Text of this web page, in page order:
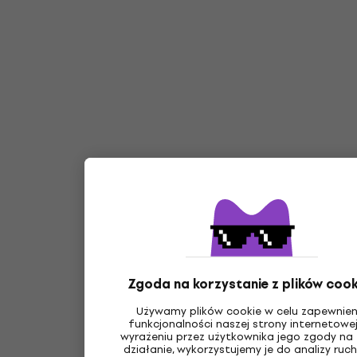
Zgoda na korzystanie z plików
Używamy plików cookie w celu
funkcjonalności naszej strony
wyrażeniu przez użytkownika jego zgody
działanie, wykorzystujemy je do analizy